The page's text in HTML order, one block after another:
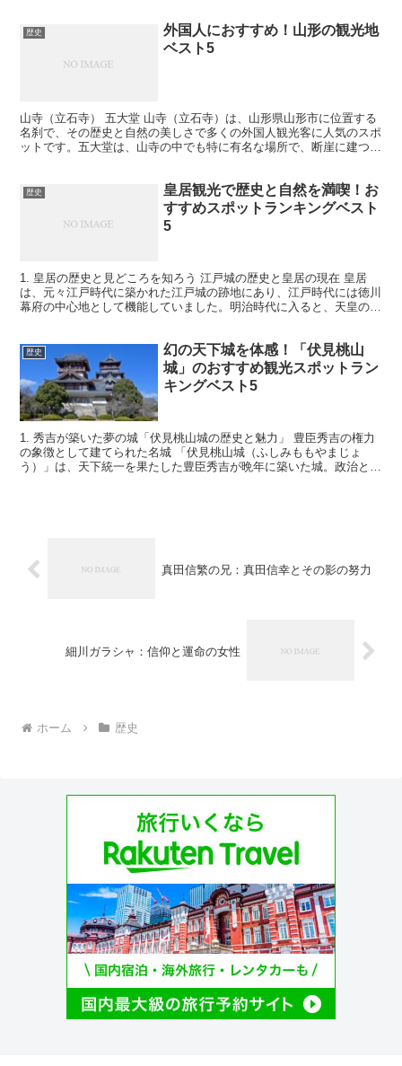
歴史
外国人におすすめ！山形の観光地
ベスト5
山寺（立石寺） 五大堂 山寺（立石寺）は、山形県山形市に位置する
名刹で、その歴史と自然の美しさで多くの外国人観光客に人気のスポ
ットです。五大堂は、山寺の中でも特に有名な場所で、断崖に建つ展
歴史
皇居観光で歴史と自然を満喫！お
すすめスポットランキングベスト
5
1. 皇居の歴史と見どころを知ろう 江戸城の歴史と皇居の現在 皇居
は、元々江戸時代に築かれた江戸城の跡地にあり、江戸時代には徳川
幕府の中心地として機能していました。明治時代に入ると、天皇の居
歴史
幻の天下城を体感！「伏見桃山
城」のおすすめ観光スポットラン
キングベスト5
1. 秀吉が築いた夢の城「伏見桃山城の歴史と魅力」 豊臣秀吉の権力
の象徴として建てられた名城 「伏見桃山城（ふしみももやまじょ
う）」は、天下統一を果たした豊臣秀吉が晩年に築いた城。政治と文
真田信繁の兄：真田信幸とその影の努力
細川ガラシャ：信仰と運命の女性
ホーム 歴史